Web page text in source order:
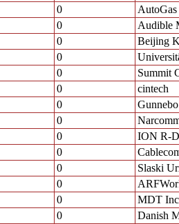
0
AutoGas
0
Audible
0
Beijing
0
0
Summit
0
cintech
0
0
0
ION R-
0
0
Slaski
0
0
MDT
0
Danish